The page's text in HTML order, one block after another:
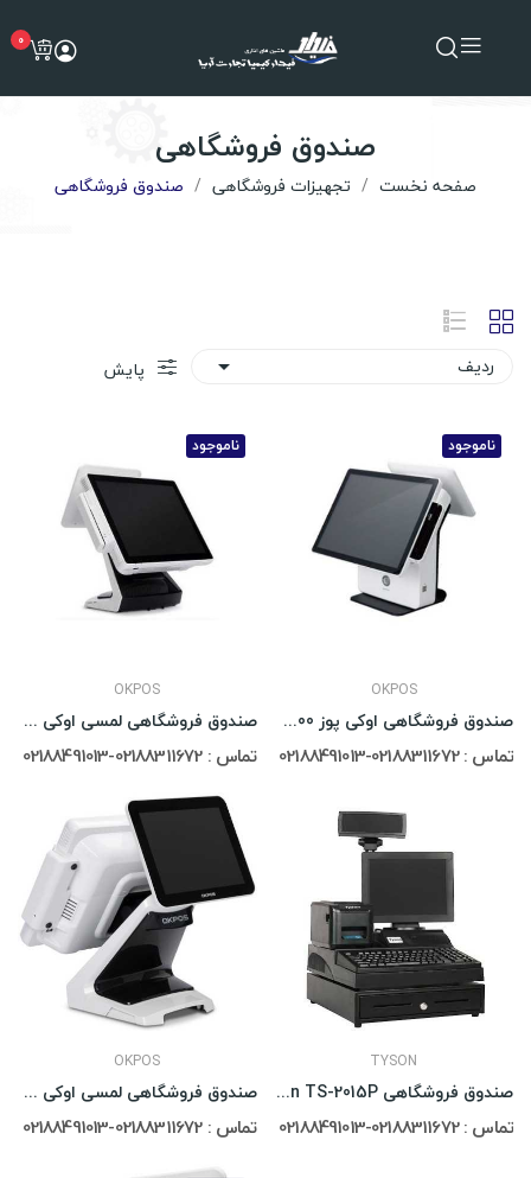
0
صندوق فروشگاهی
صفحه نخست تجهیزات فروشگاهی صندوق فروشگاهی
ردیف 
ناموجود
OKPOS
صندوق فروشگاهی اوکی پوز OKPOS Z-1500
تماس : 02188311672-02188491013
ناموجود
OKPOS
صندوق فروشگاهی لمسی اوکی پوز OKPOS Z-9000 D2550
تماس : 02188311672-02188491013
TYSON
صندوق فروشگاهی Tyson TS-2015P به همراه فیش پرینتر
تماس : 02188311672-02188491013
OKPOS
صندوق فروشگاهی لمسی اوکی پوز OKPOS Z-9000
تماس : 02188311672-02188491013